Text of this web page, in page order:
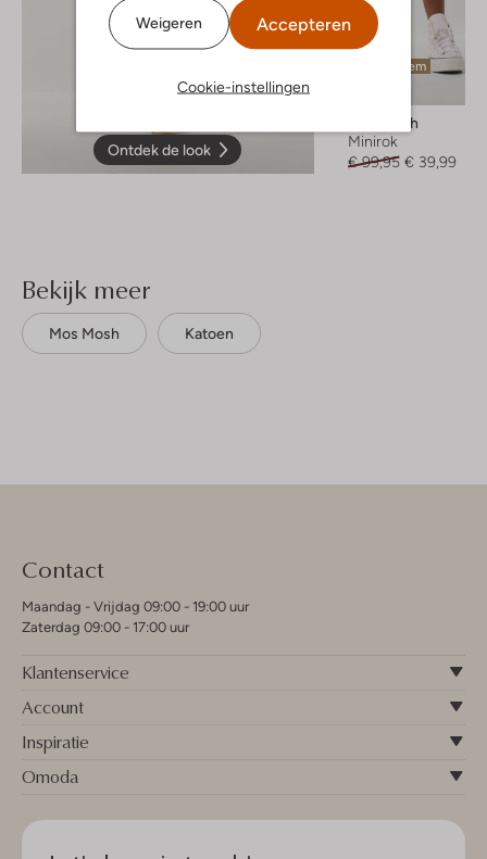
Weigeren Accepteren
Cookie-instellingen
Ontdek de look
Laatste item
Mos Mosh
Minirok
€ 99,95 € 39,99
Bekijk meer
Mos Mosh Katoen
Contact
Maandag - Vrijdag 09:00 - 19:00 uur
Zaterdag 09:00 - 17:00 uur
Klantenservice
Account
Inspiratie
Omoda